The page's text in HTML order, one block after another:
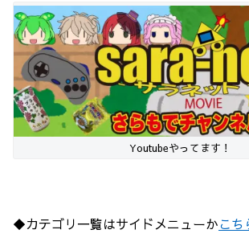
Youtubeやってます！
◆カテゴリ一覧はサイドメニューかこち